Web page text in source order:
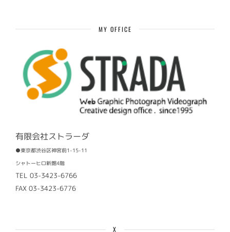
MY OFFICE
有限会社ストラーダ
●東京都渋谷区神宮前1-15-11
シャトーヒロ新館4階
TEL 03-3423-6766
FAX 03-3423-6776
X